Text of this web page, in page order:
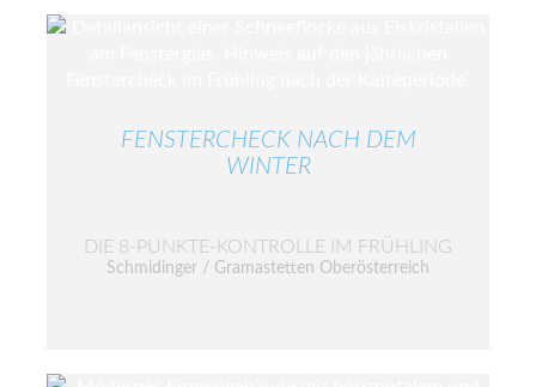
FENSTERCHECK NACH DEM
WINTER
DIE 8-PUNKTE-KONTROLLE IM FRÜHLING
Schmidinger / Gramastetten Oberösterreich